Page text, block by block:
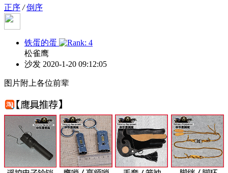
正序 / 倒序
铁蛋的蛋
松雀鹰
沙发 2020-1-20 09:12:05
图片附上各位前辈